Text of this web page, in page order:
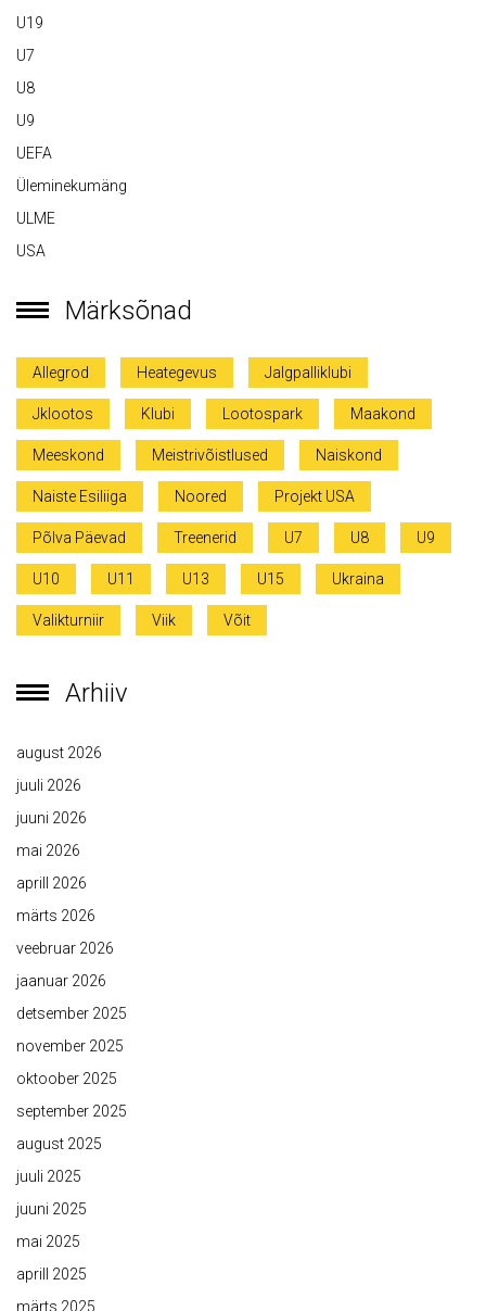
U19
U7
U8
U9
UEFA
Üleminekumäng
ULME
USA
Märksõnad
Allegrod Heategevus Jalgpalliklubi
Jklootos Klubi Lootospark Maakond
Meeskond Meistrivõistlused Naiskond
Naiste Esiliiga Noored Projekt USA
Põlva Päevad Treenerid U7 U8 U9
U10 U11 U13 U15 Ukraina
Valikturniir Viik Võit
Arhiiv
august 2026
juuli 2026
juuni 2026
mai 2026
aprill 2026
märts 2026
veebruar 2026
jaanuar 2026
detsember 2025
november 2025
oktoober 2025
september 2025
august 2025
juuli 2025
juuni 2025
mai 2025
aprill 2025
märts 2025